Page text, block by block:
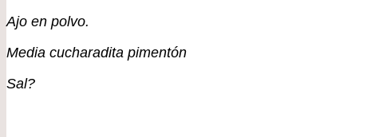
Ajo en polvo.
Media cucharadita pimentón
Sal?